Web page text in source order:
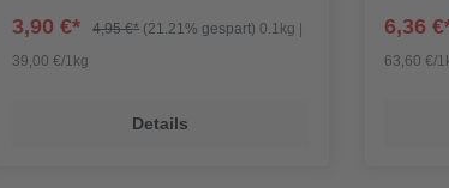
3,90 €* 4,95 €* (21.21% gespart) 0.1kg |
39,00 €/1kg
Details
6,36
63,60 €/